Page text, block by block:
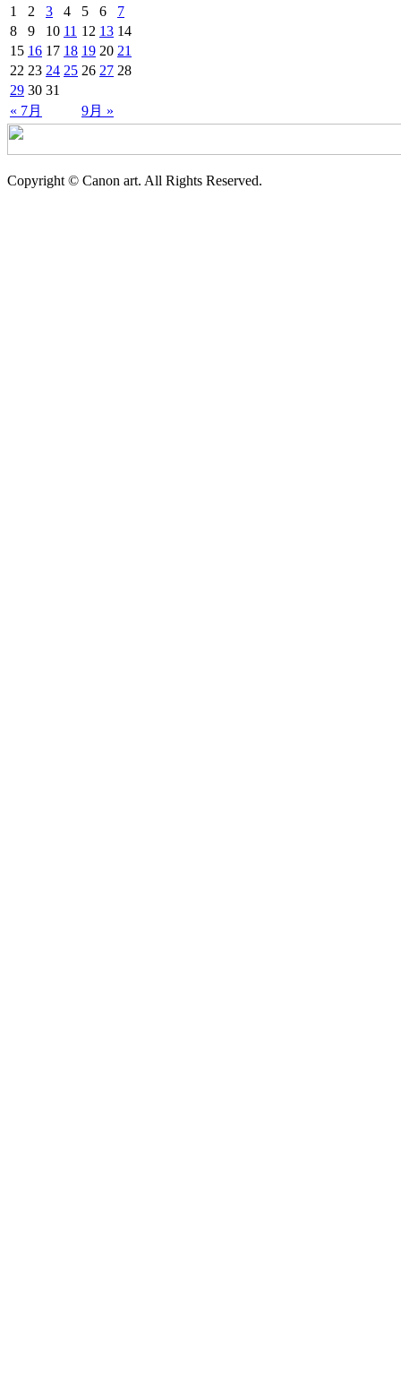
« 7月 9月 »
1 2 3 4 5 6
7
8
9 10 11 12 13 14
15 16 17 18 19 20 21
22 23 24 25 26 27 28
29 30 31
Copyright © Canon art. All Rights Reserved.